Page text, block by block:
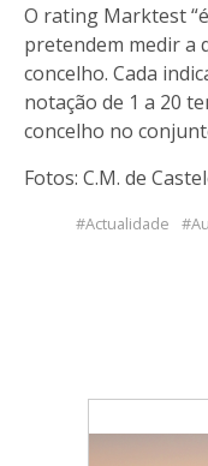
O rating Marktest
pretendem medir a
concelho. Cada
notação de 1 a 20
concelho no
Fotos: C.M. de
Actualidade